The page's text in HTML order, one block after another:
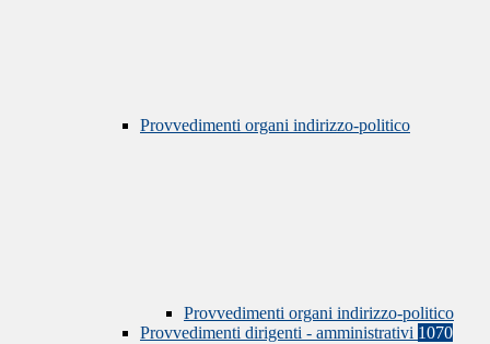
Provvedimenti organi indirizzo-politico
Provvedimenti organi indirizzo-politico
Provvedimenti dirigenti - amministrativi 1070